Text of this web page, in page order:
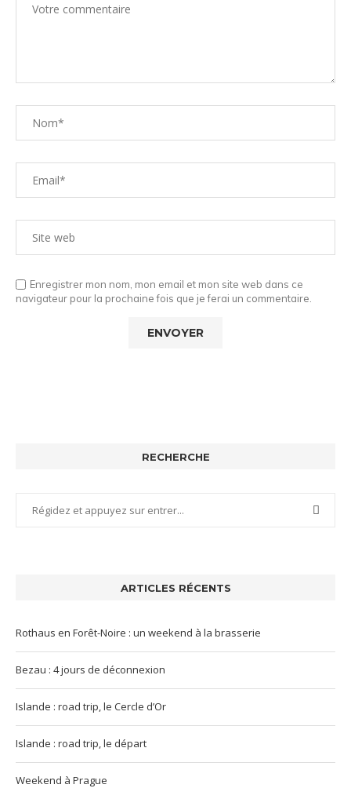
Enregistrer mon nom, mon email et mon site web dans ce
navigateur pour la prochaine fois que je ferai un commentaire.
RECHERCHE
ARTICLES RÉCENTS
Rothaus en Forêt-Noire : un weekend à la brasserie
Bezau : 4 jours de déconnexion
Islande : road trip, le Cercle d’Or
Islande : road trip, le départ
Weekend à Prague